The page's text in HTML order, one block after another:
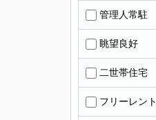
管理人常駐
眺望良好
二世帯住宅
フリーレント